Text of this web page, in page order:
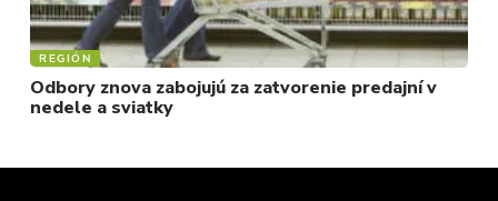
REGIÓN
Odbory znova zabojujú za zatvorenie predajní v
nedele a sviatky